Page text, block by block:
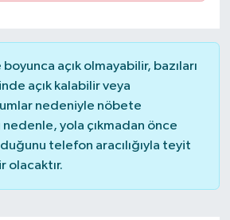
açık olmayabilir, bazıları
açık kalabilir veya
nedeniyle nöbete
yola çıkmadan önce
telefon aracılığıyla teyit
olacaktır.